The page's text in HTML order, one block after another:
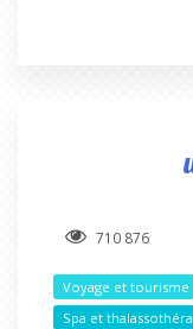
710 876
Voyage et tourisme
Spa et